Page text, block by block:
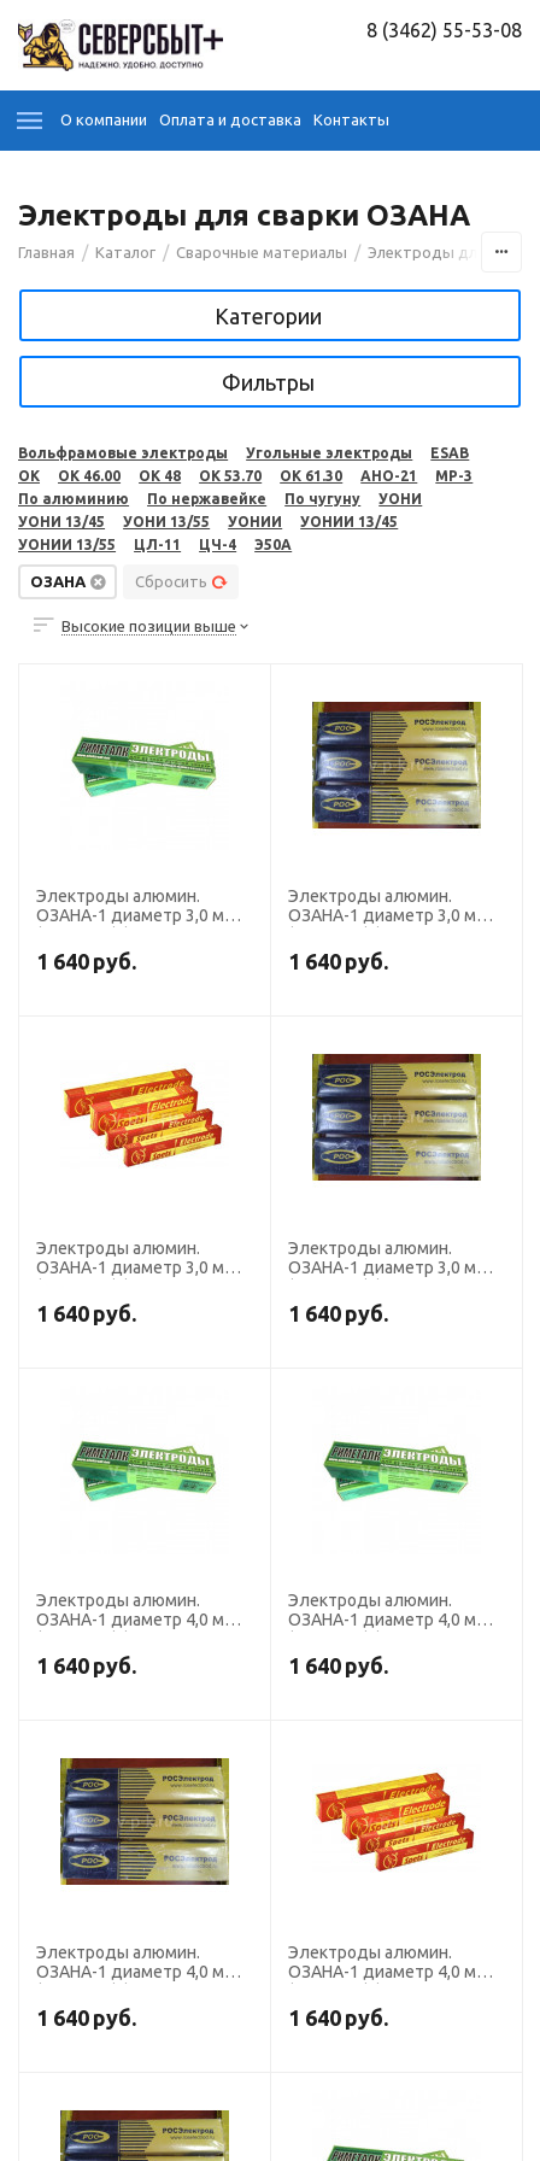
8 (3462) 55-53-08
О компании Оплата и доставка Контакты
Электроды для сварки ОЗАНА
Главная / Каталог / Сварочные материалы / Электроды для сварки
Категории
Фильтры
Вольфрамовые электроды Угольные электроды
ESAB
OK
OK 46.00 OK 48 OK 53.70 OK 61.30 АНО-21
МР-3
По алюминию
По нержавейке По чугуну
УОНИ
УОНИ 13/45
УОНИ 13/55 УОНИИ
УОНИИ 13/45
УОНИИ 13/55
ЦЛ-11 ЦЧ-4 Э50А
ОЗАНА Сбросить
Высокие позиции выше
Электроды алюмин.
ОЗАНА-1 диаметр 3,0 мм
Риметалк)
1 640 руб.
Электроды алюмин.
ОЗАНА-1 диаметр 3,0 мм
Росэлектрод)
1 640 руб.
Электроды алюмин.
ОЗАНА-1 диаметр 3,0 мм
Спецэлектрод)
1 640 руб.
Электроды алюмин.
ОЗАНА-1 диаметр 3,0 мм
Росэлектрод)
1 640 руб.
Электроды алюмин.
ОЗАНА-1 диаметр 4,0 мм
Риметалк)
1 640 руб.
Электроды алюмин.
ОЗАНА-1 диаметр 4,0 мм
Риметалк)
1 640 руб.
Электроды алюмин.
ОЗАНА-1 диаметр 4,0 мм
Росэлектрод)
1 640 руб.
Электроды алюмин.
ОЗАНА-1 диаметр 4,0 мм
Спецэлектрод)
1 640 руб.